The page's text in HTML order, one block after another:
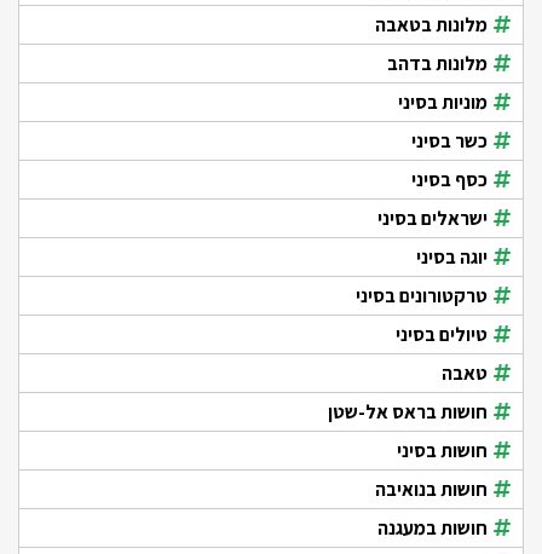
מלונות בטאבה
מלונות בדהב
מוניות בסיני
כשר בסיני
כסף בסיני
ישראלים בסיני
יוגה בסיני
טרקטורונים בסיני
טיולים בסיני
טאבה
חושות בראס אל-שטן
חושות בסיני
חושות בנואיבה
חושות במעגנה